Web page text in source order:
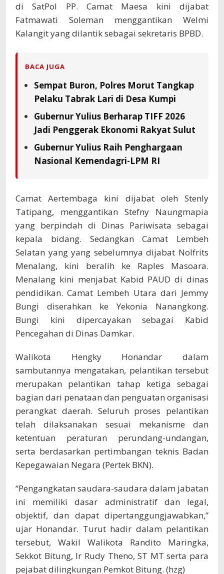
di SatPol PP. Camat Maesa kini dijabat
Fatmawati Soleman menggantikan Welmi
Kalangit yang dilantik sebagai sekretaris BPBD.
BACA JUGA
Sempat Buron, Polres Morut Tangkap
Pelaku Tabrak Lari di Desa Kumpi
Gubernur Yulius Berharap TIFF 2026
Jadi Penggerak Ekonomi Rakyat Sulut
Gubernur Yulius Raih Penghargaan
Nasional Kemendagri-LPM RI
Camat Aertembaga kini dijabat oleh Stenly
Tatipang, menggantikan Stefny Naungmapia
yang berpindah di Dinas Pariwisata sebagai
kepala bidang. Sedangkan Camat Lembeh
Selatan yang yang sebelumnya dijabat Nolfrits
Menalang, kini beralih ke Raples Masoara.
Menalang kini menjabat Kabid PAUD di dinas
pendidikan. Camat Lembeh Utara dari Jemmy
Bungi diserahkan ke Yekonia Nanangkong.
Bungi kini dipercayakan sebagai Kabid
Pencegahan di Dinas Damkar.
Walikota Hengky Honandar dalam
sambutannya mengatakan, pelantikan tersebut
merupakan pelantikan tahap ketiga sebagai
bagian dari penataan dan penguatan organisasi
perangkat daerah. Seluruh proses pelantikan
telah dilaksanakan sesuai mekanisme dan
ketentuan peraturan perundang-undangan,
serta berdasarkan pertimbangan teknis Badan
Kepegawaian Negara (Pertek BKN).
“Pengangkatan saudara-saudara dalam jabatan
ini memiliki dasar administratif dan legal,
objektif, dan dapat dipertanggungjawabkan,”
ujar Honandar. Turut hadir dalam pelantikan
tersebut, Wakil Walikota Randito Maringka,
Sekkot Bitung, Ir Rudy Theno, ST MT serta para
pejabat dilingkungan Pemkot Bitung. (hzg)